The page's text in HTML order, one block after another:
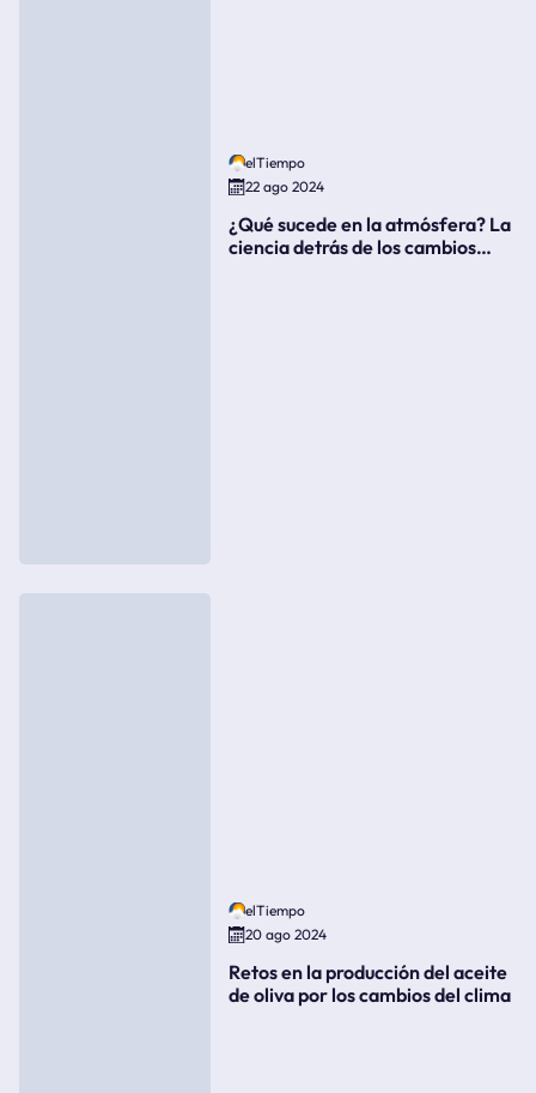
elTiempo
22 ago 2024
¿Qué sucede en la atmósfera? La
ciencia detrás de los cambios
elTiempo
20 ago 2024
Retos en la producción del aceite
de oliva por los cambios del clima